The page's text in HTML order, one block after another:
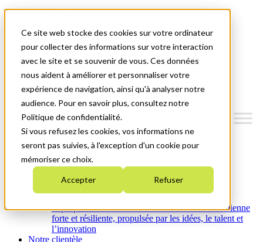
Ce site web stocke des cookies sur votre ordinateur
pour collecter des informations sur votre interaction
avec le site et se souvenir de vous. Ces données
nous aident à améliorer et personnaliser votre
expérience de navigation, ainsi qu'à analyser notre
audience. Pour en savoir plus, consultez notre
Politique de confidentialité.
Si vous refusez les cookies, vos informations ne
seront pas suivies, à l'exception d'un cookie pour
mémoriser ce choix.
Accepter Refuser
Nouvelles et événements
English
Commençons!
Qui nous sommes
Plan stratégique 2026-2030
Nos investissements
Nos activités
Équité, diversité et inclusion
À propos de Mitacs : Créer une économie canadienne
forte et résiliente, propulsée par les idées, le talent et
l’innovation
Notre clientèle